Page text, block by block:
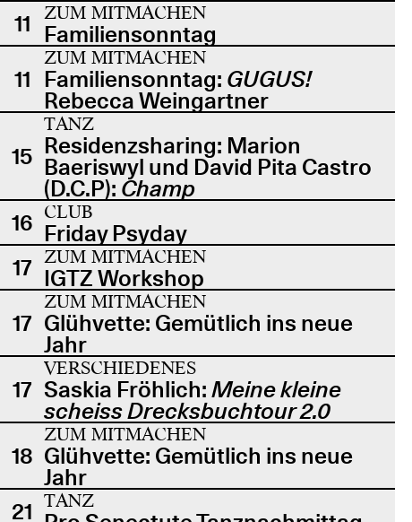
11
ZUM MITMACHEN
Familiensonntag
11
ZUM MITMACHEN
Familiensonntag: GUGUS!
Rebecca Weingartner
15
TANZ
Residenzsharing: Marion
Baeriswyl und David Pita Castro
(D.C.P): Champ
16 CLUB
Friday Psyday
17 ZUM MITMACHEN
IGTZ Workshop
17
ZUM MITMACHEN
Glühvette: Gemütlich ins neue
Jahr
17
VERSCHIEDENES
Saskia Fröhlich: Meine kleine
scheiss Drecksbuchtour 2.0
18
ZUM MITMACHEN
Glühvette: Gemütlich ins neue
Jahr
21 TANZ